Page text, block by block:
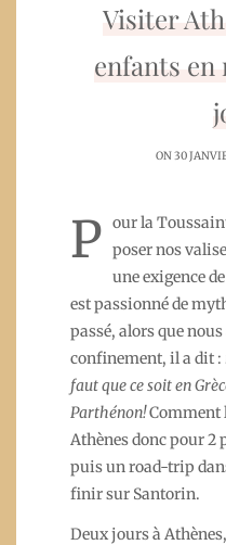
Visiter
enfants en
ON 30
P our la
poser nos
une exigence
est passionné de
passé, alors que
confinement, il a dit :
faut que ce soit en
Parthénon!Comment
Athènes donc pour 2
puis un road-trip
finir sur Santorin.
Deux jours à